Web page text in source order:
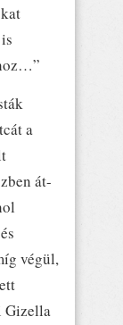
a
át-
végül,
Gizella